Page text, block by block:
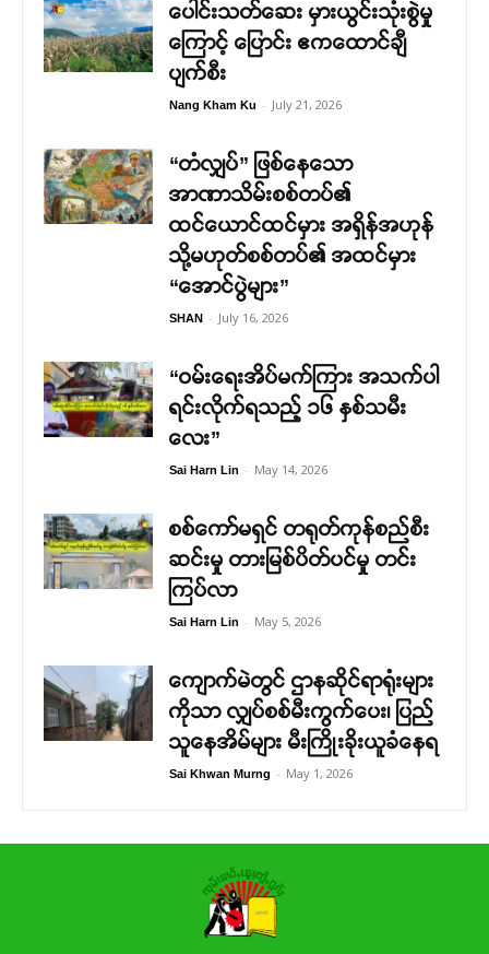
ပေါင်းသတ်ဆေး မှားယွင်းသုံးစွဲမှု
ကြောင့် ပြောင်း ဧကထောင်ချီ
ပျက်စီး
Nang Kham Ku - July 21, 2026
“တံလျှပ်” ဖြစ်နေသော
အာဏာသိမ်းစစ်တပ်၏
ထင်ယောင်ထင်မှား အရှိန်အဟုန်
သို့မဟုတ်စစ်တပ်၏ အထင်မှား
“အောင်ပွဲများ”
SHAN - July 16, 2026
“ဝမ်းရေးအိပ်မက်ကြား အသက်ပါ
ရင်းလိုက်ရသည့် ၁၆ နှစ်သမီး
လေး”
Sai Harn Lin - May 14, 2026
စစ်ကော်မရှင် တရုတ်ကုန်စည်စီး
ဆင်းမှု တားမြစ်ပိတ်ပင်မှု တင်း
ကြပ်လာ
Sai Harn Lin - May 5, 2026
ကျောက်မဲတွင် ဌာနဆိုင်ရာရုံးများ
ကိုသာ လျှပ်စစ်မီးကွက်ပေး၊ ပြည်
သူနေအိမ်များ မီးကြိုးခိုးယူခံနေရ
Sai Khwan Murng - May 1, 2026